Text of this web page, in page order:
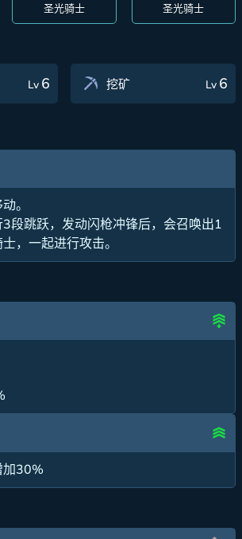
圣光骑士 圣光骑士
Lv 6 挖矿 Lv 6
。
段跳跃，发动闪枪冲锋后，会召唤出1
，一起进行攻击。
加30%